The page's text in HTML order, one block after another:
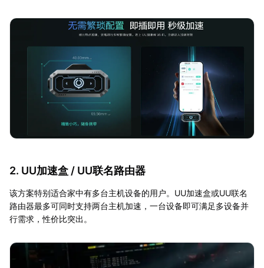
2. UU加速盒 / UU联名路由器
该方案特别适合家中有多台主机设备的用户。UU加速盒或UU联名
路由器最多可同时支持两台主机加速，一台设备即可满足多设备并
行需求，性价比突出。